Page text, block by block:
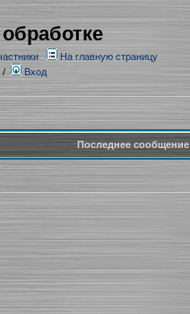
На главную страницу
/ Вход
Последнее сообщение